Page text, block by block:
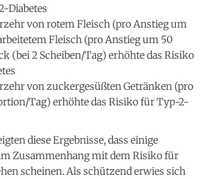
Diabetes
von rotem Fleisch (pro Anstieg um
Fleisch (pro Anstieg um 50
(bei 2 Scheiben/Tag) erhöhte das Risiko
von zuckergesüßten Getränken (pro
Tag) erhöhte das Risiko für Typ-2-
diese Ergebnisse, dass einige
Zusammenhang mit dem Risiko für
scheinen. Als schützend erwies sich